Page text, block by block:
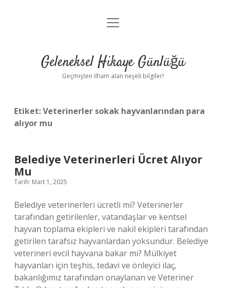
Anasayfa
Yasal Uyarı
menüyü
Geleneksel Hikaye Günlüğü
Geçmişten ilham alan neşeli bilgiler!
Etiket:Veterinerler sokak hayvanlarından para
alıyor mu
Belediye Veterinerleri Ücret Alıyor
Mu
Tarih: Mart 1, 2025
Belediye veterinerleri ücretli mi? Veterinerler
tarafından getirilenler, vatandaşlar ve kentsel
hayvan toplama ekipleri ve nakil ekipleri tarafından
getirilen tarafsız hayvanlardan yoksundur. Belediye
veterineri evcil hayvana bakar mı? Mülkiyet
hayvanları için teşhis, tedavi ve önleyici ilaç,
bakanlığımız tarafından onaylanan ve Veteriner